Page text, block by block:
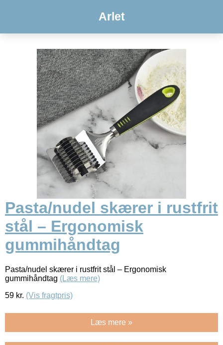
Arlet
Pasta/nudel skærer i rustfrit
stål – Ergonomisk
gummihåndtag
Pasta/nudel skærer i rustfrit stål – Ergonomisk
gummihåndtag (Læs mere)
59 kr. (Vis fragtpris)
Læs mere »